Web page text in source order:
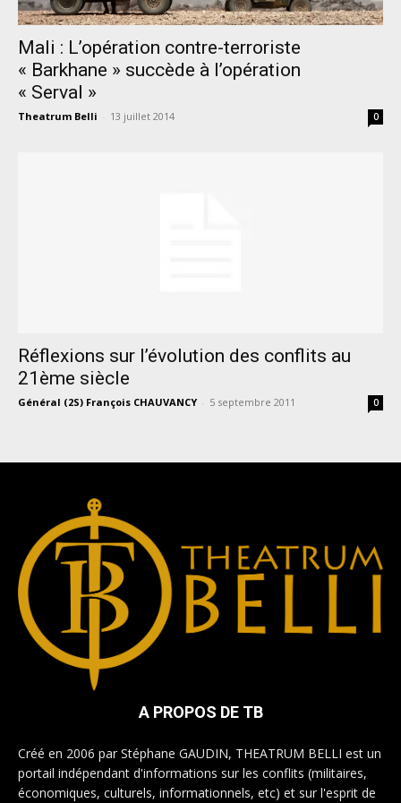
Mali : L’opération contre-terroriste
« Barkhane » succède à l’opération
« Serval »
Theatrum Belli - 13 juillet 2014 0
Réflexions sur l’évolution des conflits au
21ème siècle
Général (2S) François CHAUVANCY - 5 septembre 2011 0
A PROPOS DE TB
Créé en 2006 par Stéphane GAUDIN, THEATRUM BELLI est un
portail indépendant d'informations sur les conflits (militaires,
économiques, culturels, informationnels, etc) et sur l'esprit de